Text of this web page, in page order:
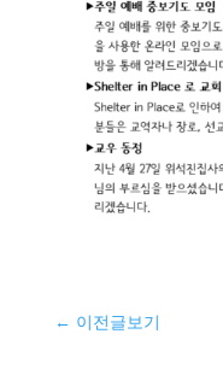
← 이전글보기